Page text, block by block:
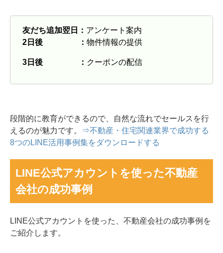
友だち追加翌日： アンケート案内
2日後 ： 物件情報の提供
3日後 ： クーポンの配信
段階的に教育ができるので、自然な流れでセールスを行
えるのが魅力です。
⇒不動産・住宅関連業界で成功する
8つのLINE活用事例集をダウンロードする
LINE公式アカウントを使った不動産
会社の成功事例
LINE公式アカウントを使った、不動産会社の成功事例を
ご紹介します。